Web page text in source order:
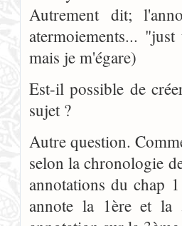
Autrement dit;
atermoiements...
mais je m'égare)
Est-il possible de
sujet ?
Autre question.
selon la chronologie
annotations du chap
annote la 1ère et la